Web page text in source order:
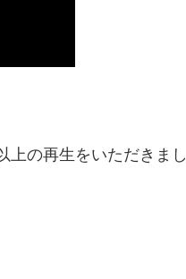
上の再生をいただきまし